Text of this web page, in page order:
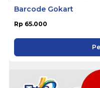
Barcode Gokart
Rp 65.000